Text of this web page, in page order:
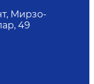
Мирзо-
49